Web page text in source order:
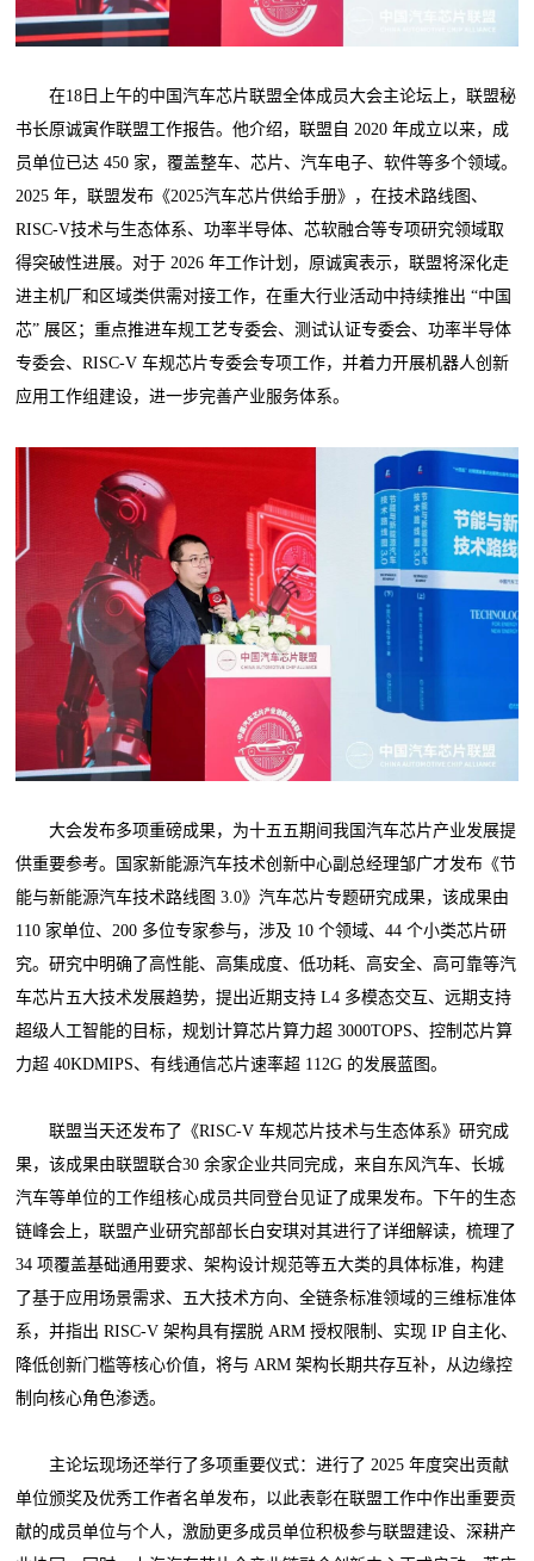
在18日上午的中国汽车芯片联盟全体成员大会主论坛上，联盟秘
书长原诚寅作联盟工作报告。他介绍，联盟自 2020 年成立以来，成
员单位已达 450 家，覆盖整车、芯片、汽车电子、软件等多个领域。
2025 年，联盟发布《2025汽车芯片供给手册》，在技术路线图、
RISC-V技术与生态体系、功率半导体、芯软融合等专项研究领域取
得突破性进展。对于 2026 年工作计划，原诚寅表示，联盟将深化走
进主机厂和区域类供需对接工作，在重大行业活动中持续推出 “中国
芯” 展区；重点推进车规工艺专委会、测试认证专委会、功率半导体
专委会、RISC-V 车规芯片专委会专项工作，并着力开展机器人创新
应用工作组建设，进一步完善产业服务体系。
大会发布多项重磅成果，为十五五期间我国汽车芯片产业发展提
供重要参考。国家新能源汽车技术创新中心副总经理邹广才发布《节
能与新能源汽车技术路线图 3.0》汽车芯片专题研究成果，该成果由
110 家单位、200 多位专家参与，涉及 10 个领域、44 个小类芯片研
究。研究中明确了高性能、高集成度、低功耗、高安全、高可靠等汽
车芯片五大技术发展趋势，提出近期支持 L4 多模态交互、远期支持
超级人工智能的目标，规划计算芯片算力超 3000TOPS、控制芯片算
力超 40KDMIPS、有线通信芯片速率超 112G 的发展蓝图。
联盟当天还发布了《RISC-V 车规芯片技术与生态体系》研究成
果，该成果由联盟联合30 余家企业共同完成，来自东风汽车、长城
汽车等单位的工作组核心成员共同登台见证了成果发布。下午的生态
链峰会上，联盟产业研究部部长白安琪对其进行了详细解读，梳理了
34 项覆盖基础通用要求、架构设计规范等五大类的具体标准，构建
了基于应用场景需求、五大技术方向、全链条标准领域的三维标准体
系，并指出 RISC-V 架构具有摆脱 ARM 授权限制、实现 IP 自主化、
降低创新门槛等核心价值，将与 ARM 架构长期共存互补，从边缘控
制向核心角色渗透。
主论坛现场还举行了多项重要仪式：进行了 2025 年度突出贡献
单位颁奖及优秀工作者名单发布，以此表彰在联盟工作中作出重要贡
献的成员单位与个人，激励更多成员单位积极参与联盟建设、深耕产